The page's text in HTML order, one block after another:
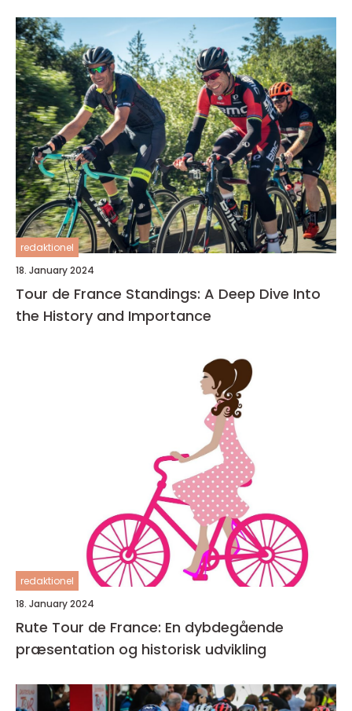
redaktionel
18. January 2024
Tour de France Standings: A Deep Dive Into
the History and Importance
redaktionel
18. January 2024
Rute Tour de France: En dybdegående
præsentation og historisk udvikling